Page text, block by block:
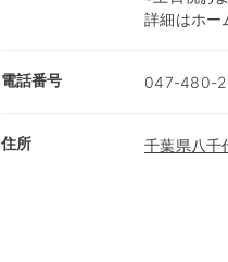
詳細はホー
電話番号 047-480-
住所 千葉県八千